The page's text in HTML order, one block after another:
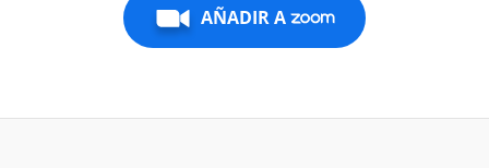
AÑADIR A